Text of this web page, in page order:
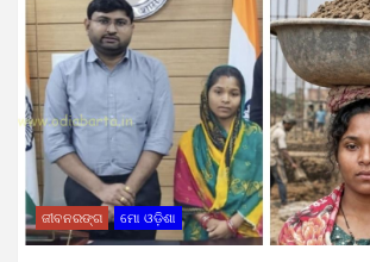
ଜୀବନରଙ୍ଗ ମୋ ଓଡ଼ିଶା